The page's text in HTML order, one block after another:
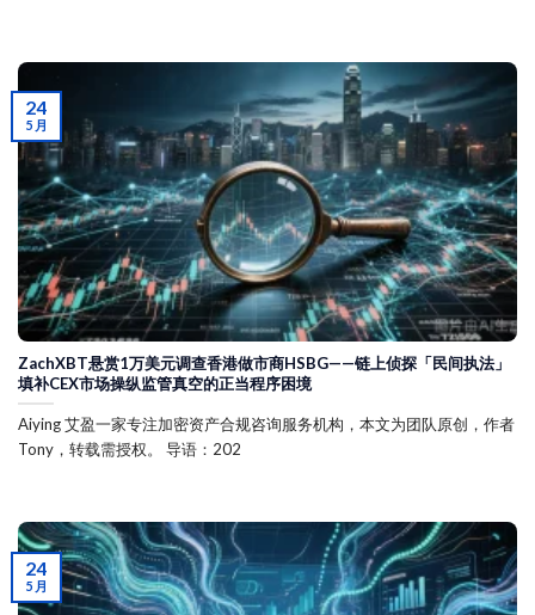
ZachXBT悬赏1万美元调查香港做市商HSBG——链上侦探「民间执法」
填补CEX市场操纵监管真空的正当程序困境
Aiying 艾盈一家专注加密资产合规咨询服务机构，本文为团队原创，作者
Tony，转载需授权。 导语：202
24
5 月
24
5 月